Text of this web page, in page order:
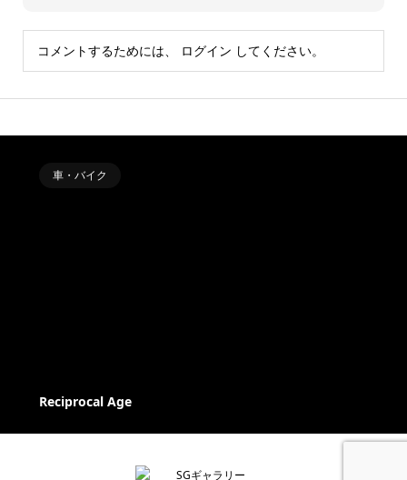
コメントするためには、 ログイン してください。
車・バイク
Reciprocal Age